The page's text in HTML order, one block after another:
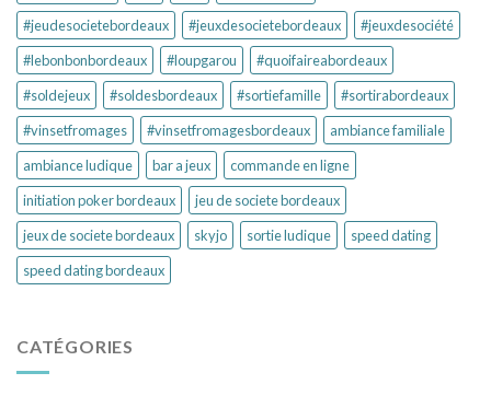
#jeudesocietebordeaux
#jeuxdesocietebordeaux
#jeuxdesociété
#lebonbonbordeaux
#loupgarou
#quoifaireabordeaux
#soldejeux
#soldesbordeaux #sortiefamille
#sortirabordeaux
#vinsetfromages
#vinsetfromagesbordeaux
ambiance familiale
ambiance ludique
bar a jeux
commande en ligne
initiation poker bordeaux
jeu de societe bordeaux
jeux de societe bordeaux
skyjo sortie ludique
speed dating
speed dating bordeaux
CATÉGORIES